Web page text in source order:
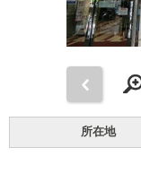
所在地